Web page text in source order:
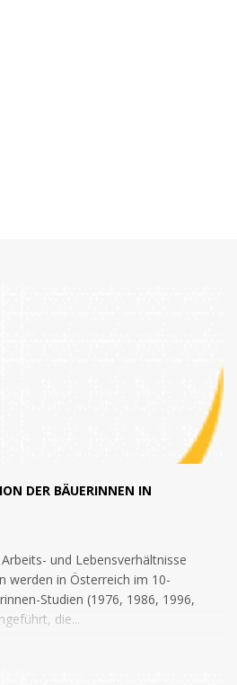
DER BÄUERINNEN IN
und Lebensverhältnisse
werden in Österreich im 10-
Studien (1976, 1986, 1996,
die...